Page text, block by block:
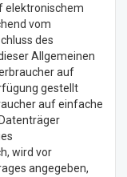
elektronischem
vom
des
Allgemeinen
auf
gestellt
auf einfache
wird vor
angegeben,